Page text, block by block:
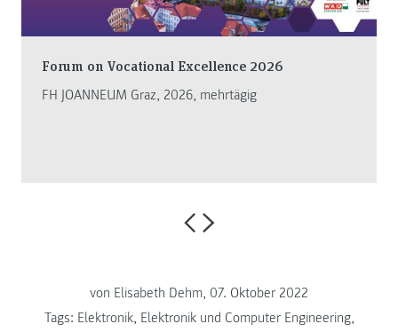
Forum on Vocational Excellence 2026
FH JOANNEUM Graz, 2026, mehrtägig
von Elisabeth Dehm, 07. Oktober 2022
Tags: Elektronik, Elektronik und Computer Engineering,